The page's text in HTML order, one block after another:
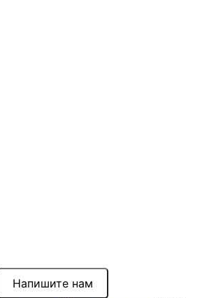
Напишите нам